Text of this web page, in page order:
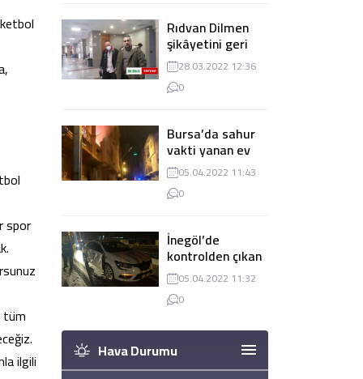
spor
tüm
ilgili
Rıdvan Dilmen
şikâyetini geri
çekti, dava
düşürüldü
28.03.2022 12:36
0
Bursa’da sahur
vakti yanan ev
panik
yaşanmasına
sebep oldu
05.04.2022 11:43
0
İnegöl’de
kontrolden çıkan
tır 2 otomobile
çarptı
05.04.2022 11:32
0
Hava Durumu